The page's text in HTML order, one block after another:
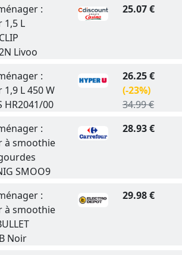
:
1,5 L
Livoo
25.07 €
:
1,9 L 450 W
HR2041/00
26.25 €
(-23%)
34.99 €
:
à smoothie
SMOO9
28.93 €
:
à smoothie
Noir
29.98 €